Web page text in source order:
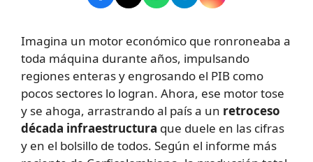
Imagina un motor económico que ronroneaba a
toda máquina durante años, impulsando
regiones enteras y engrosando el PIB como
pocos sectores lo logran. Ahora, ese motor tose
y se ahoga, arrastrando al país a un retroceso
década infraestructura que duele en las cifras
y en el bolsillo de todos. Según el informe más